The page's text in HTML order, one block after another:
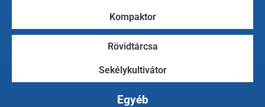
Kompaktor
Rövidtárcsa
Sekélykultivátor
Egyéb